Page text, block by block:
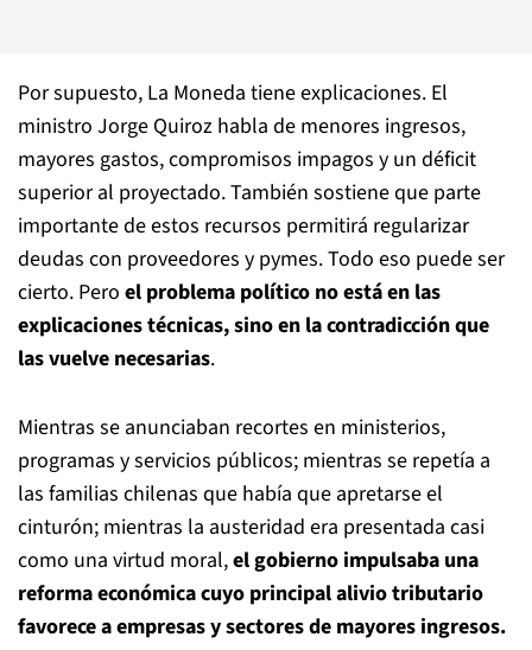
Por supuesto, La Moneda tiene explicaciones. El
ministro Jorge Quiroz habla de menores ingresos,
mayores gastos, compromisos impagos y un déficit
superior al proyectado. También sostiene que parte
importante de estos recursos permitirá regularizar
deudas con proveedores y pymes. Todo eso puede ser
cierto. Pero el problema político no está en las
explicaciones técnicas, sino en la contradicción que
las vuelve necesarias.
Mientras se anunciaban recortes en ministerios,
programas y servicios públicos; mientras se repetía a
las familias chilenas que había que apretarse el
cinturón; mientras la austeridad era presentada casi
como una virtud moral,el gobierno impulsaba una
reforma económica cuyo principal alivio tributario
favorece a empresas y sectores de mayores ingresos.